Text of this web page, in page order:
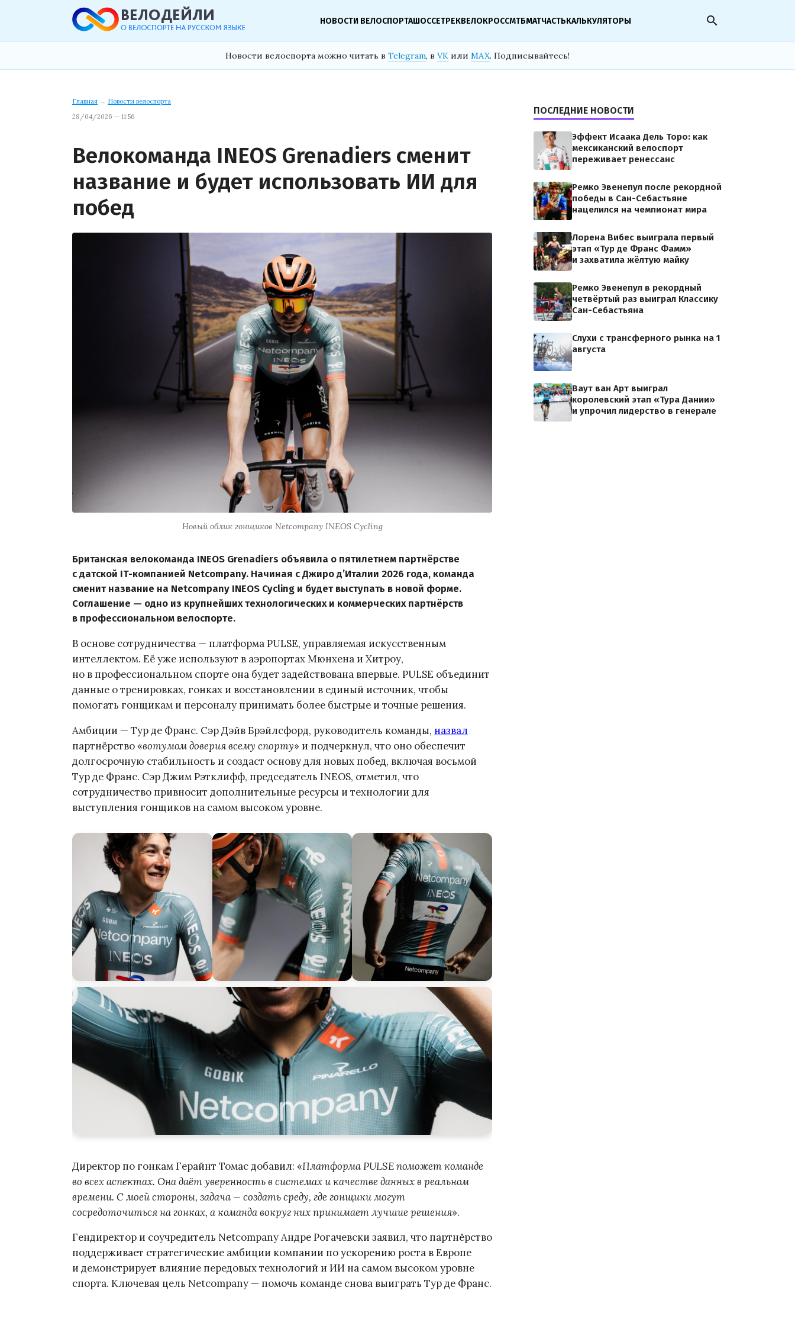
НОВОСТИ ВЕЛОСПОРТАШОССЕТРЕКВЕЛОКРОССМТБМАТЧАСТЬКАЛЬКУЛЯТОРЫ search
Новости велоспорта можно читать в Telegram, в VK или MAX. Подписывайтесь!
Главная → Новости велоспорта
28/04/2026 — 11:56
Велокоманда INEOS Grenadiers сменит
название и будет использовать ИИ для
побед
Новый облик гонщиков Netcompany INEOS Cycling
Британская велокоманда INEOS Grenadiers объявила о пятилетнем партнёрстве
с датской IT-компанией Netcompany. Начиная с Джиро д’Италии 2026 года, команда
сменит название на Netcompany INEOS Cycling и будет выступать в новой форме.
Соглашение — одно из крупнейших технологических и коммерческих партнёрств
в профессиональном велоспорте.
В основе сотрудничества — платформа PULSE, управляемая искусственным
интеллектом. Её уже используют в аэропортах Мюнхена и Хитроу,
но в профессиональном спорте она будет задействована впервые. PULSE объединит
данные о тренировках, гонках и восстановлении в единый источник, чтобы
помогать гонщикам и персоналу принимать более быстрые и точные решения.
Амбиции — Тур де Франс. Сэр Дэйв Брэйлсфорд, руководитель команды, назвал
партнёрство «вотумом доверия всему спорту» и подчеркнул, что оно обеспечит
долгосрочную стабильность и создаст основу для новых побед, включая восьмой
Тур де Франс. Сэр Джим Рэтклифф, председатель INEOS, отметил, что
сотрудничество привносит дополнительные ресурсы и технологии для
выступления гонщиков на самом высоком уровне.
Директор по гонкам Герайнт Томас добавил: «Платформа PULSE поможет команде
во всех аспектах. Она даёт уверенность в системах и качестве данных в реальном
времени. С моей стороны, задача — создать среду, где гонщики могут
сосредоточиться на гонках, а команда вокруг них принимает лучшие решения».
Гендиректор и соучредитель Netcompany Андре Рогачевски заявил, что партнёрство
поддерживает стратегические амбиции компании по ускорению роста в Европе
и демонстрирует влияние передовых технологий и ИИ на самом высоком уровне
спорта. Ключевая цель Netcompany — помочь команде снова выиграть Тур де Франс.​​​​​​​​​​​​​​​​
ПОСЛЕДНИЕ НОВОСТИ
Эффект Исаака Дель Торо: как
мексиканский велоспорт
переживает ренессанс
Ремко Эвенепул после рекордной
победы в Сан-Себастьяне
нацелился на чемпионат мира
Лорена Вибес выиграла первый
этап «Тур де Франс Фамм»
и захватила жёлтую майку
Ремко Эвенепул в рекордный
четвёртый раз выиграл Классику
Сан-Себастьяна
Слухи с трансферного рынка на 1
августа
Ваут ван Арт выиграл
королевский этап «Тура Дании»
и упрочил лидерство в генерале